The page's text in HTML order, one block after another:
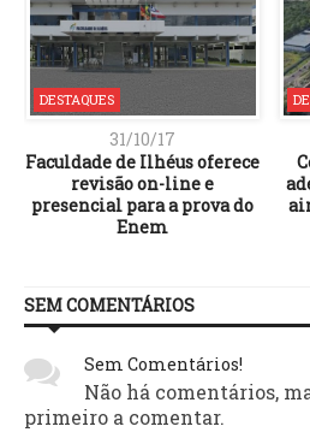
DESTAQUES
31/10/17
Faculdade de Ilhéus oferece
revisão on-line e
presencial para a prova do
Enem
SEM COMENTÁRIOS
Sem Comentários!
Não há comentários,
primeiro a comentar.